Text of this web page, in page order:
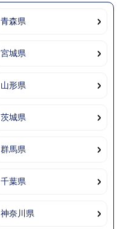
青森県
宮城県
山形県
茨城県
群馬県
千葉県
神奈川県